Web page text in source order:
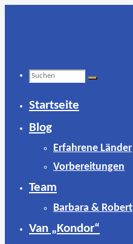
Suchen
nach:
Startseite
Blog
Erfahrene Länder
Vorbereitungen
Team
Barbara & Robert
Van „Kondor“